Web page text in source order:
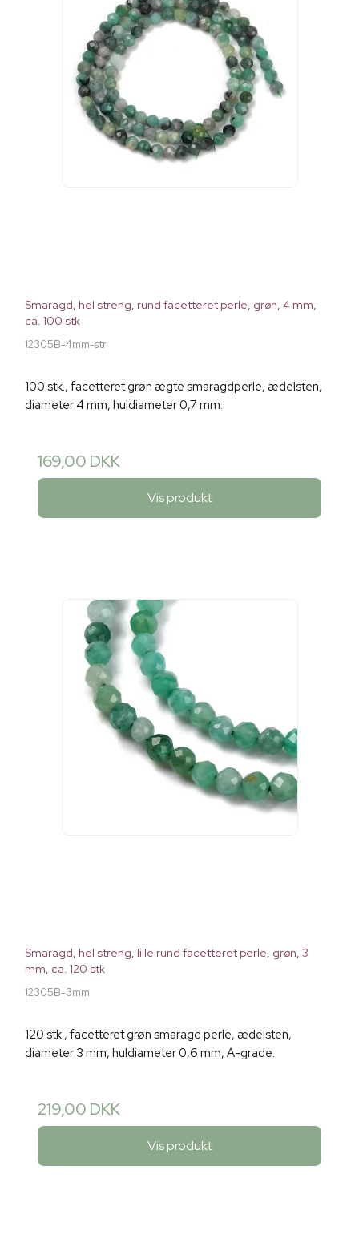
Smaragd, hel streng, rund facetteret perle, grøn, 4 mm,
ca. 100 stk
12305B-4mm-str
100 stk., facetteret grøn ægte smaragdperle, ædelsten,
diameter 4 mm, huldiameter 0,7 mm.
169,00 DKK
Vis produkt
Smaragd, hel streng, lille rund facetteret perle, grøn, 3
mm, ca. 120 stk
12305B-3mm
120 stk., facetteret grøn smaragd perle, ædelsten,
diameter 3 mm, huldiameter 0,6 mm, A-grade.
219,00 DKK
Vis produkt